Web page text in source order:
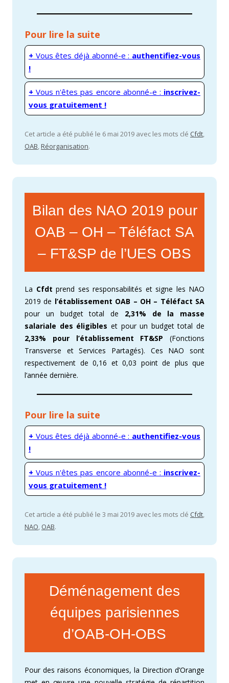
Pour lire la suite
+ Vous êtes déjà abonné-e : authentifiez-vous
!
+ Vous n'êtes pas encore abonné-e : inscrivez-
vous gratuitement !
Cet article a été publié le 6 mai 2019 avec les mots clé Cfdt,
OAB,Réorganisation.
Bilan des NAO 2019 pour
OAB – OH – Téléfact SA
– FT&SP de l’UES OBS
La Cfdt prend ses responsabilités et signe les NAO
2019 de l’établissement OAB – OH – Téléfact SA
pour un budget total de 2,31% de la masse
salariale des éligibles et pour un budget total de
2,33% pour l’établissement FT&SP (Fonctions
Transverse et Services Partagés). Ces NAO sont
respectivement de 0,16 et 0,03 point de plus que
l’année dernière.
Pour lire la suite
+ Vous êtes déjà abonné-e : authentifiez-vous
!
+ Vous n'êtes pas encore abonné-e : inscrivez-
vous gratuitement !
Cet article a été publié le 3 mai 2019 avec les mots clé Cfdt,
NAO, OAB.
Déménagement des
équipes parisiennes
d’OAB-OH-OBS
Pour des raisons économiques, la Direction d’Orange